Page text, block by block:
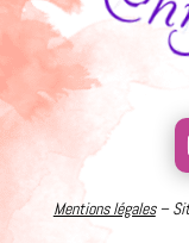
Mentions légales–